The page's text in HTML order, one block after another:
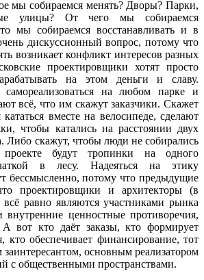
мы собираемся менять? Дворы? Парки,
улицы? От чего мы собираемся
мы собираемся восстанавливать и в
дискуссионный вопрос, потому что
возникает конфликт интересов разных
проектировщики хотят просто
на этом деньги и славу.
самореализоваться на любом парке и
всё, что им скажут заказчики. Скажет
кататься вместе на велосипеде, сделают
чтобы катались на расстоянии двух
Либо скажут, чтобы люди не собирались
будут тропинки на одного
в лесу. Надеяться на этику
бессмысленно, потому что предыдущие
проектировщики и архитекторы (в
равно являются участниками рынка
ценностные противоречия,
вот кто даёт заказы, кто формирует
кто обеспечивает финансирование, тот
основным реализатором
с общественными пространствами.